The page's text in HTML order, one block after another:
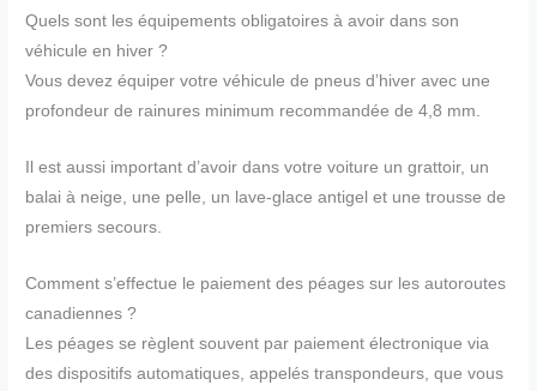
Quels sont les équipements obligatoires à avoir dans son
véhicule en hiver ?
Vous devez équiper votre véhicule de pneus d’hiver avec une
profondeur de rainures minimum recommandée de 4,8 mm.
Il est aussi important d’avoir dans votre voiture un grattoir, un
balai à neige, une pelle, un lave-glace antigel et une trousse de
premiers secours.
Comment s’effectue le paiement des péages sur les autoroutes
canadiennes ?
Les péages se règlent souvent par paiement électronique via
des dispositifs automatiques, appelés transpondeurs, que vous